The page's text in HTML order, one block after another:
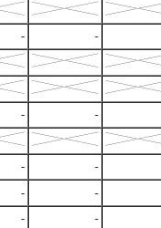
- -
- -
- -
- -
- -